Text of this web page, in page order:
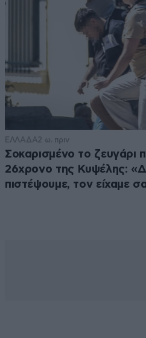
ΕΛΛΑΔΑ2 ω. πριν
Σοκαρισμένο το ζευγάρι
26χρονο της Κυψέλης:
πιστέψουμε, τον είχαμε